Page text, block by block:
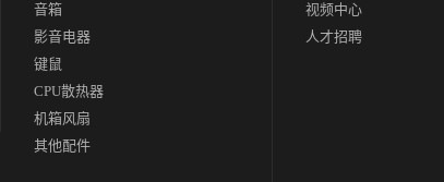
音箱
影音电器
键鼠
CPU散热器
机箱风扇
其他配件
视频中心
人才招聘